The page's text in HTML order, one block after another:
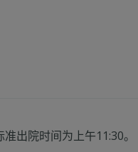
准出院时间为上午11:30。